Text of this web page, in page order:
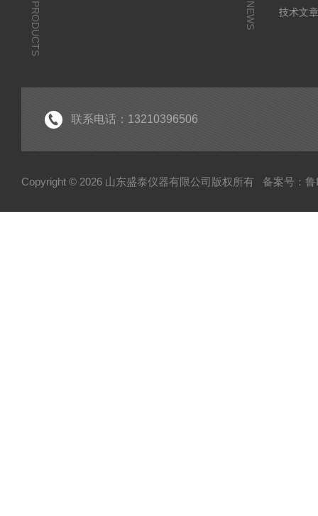
PRODUCTS NEWS
技术文
联系电话：13210396506
Copyright © 2026 山东盛泰仪器有限公司版权所有 备案号：